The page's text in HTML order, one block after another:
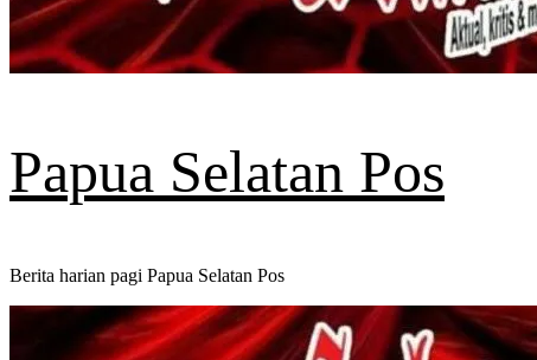
Papua Selatan Pos
Berita harian pagi Papua Selatan Pos
Primary